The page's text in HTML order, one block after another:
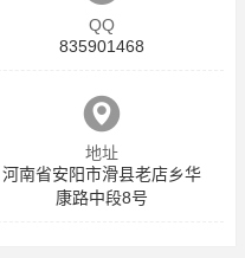
QQ
835901468
地址
河南省安阳市滑县老店乡华
康路中段8号